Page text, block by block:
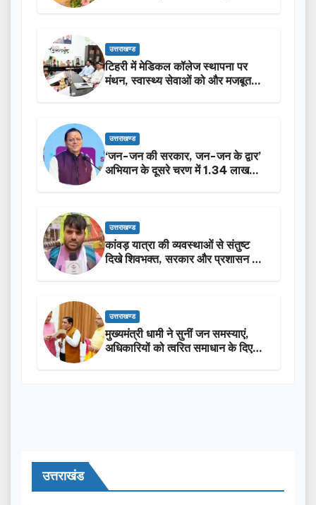
उत्तराखण्ड
टिहरी में मेडिकल कॉलेज स्थापना पर
मंथन, स्वास्थ्य सेवाओं को और मजबूत
उत्तराखण्ड
‘जन-जन की सरकार, जन-जन के द्वार’
अभियान के दूसरे चरण में 1.34 लाख
उत्तराखण्ड
कांवड़ यात्रा की व्यवस्थाओं से संतुष्ट
दिखे शिवभक्त, सरकार और प्रशासन की
उत्तराखण्ड
मुख्यमंत्री धामी ने सुनीं जन समस्याएं,
अधिकारियों को त्वरित समाधान के दिए
उत्तराखंड